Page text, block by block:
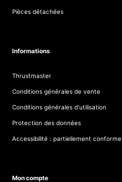
Pièces détachées
Informations
Thrustmaster
Conditions générales de vente
Conditions générales d’utilisation
Protection des données
Accessibilité : partiellement conforme
Mon compte